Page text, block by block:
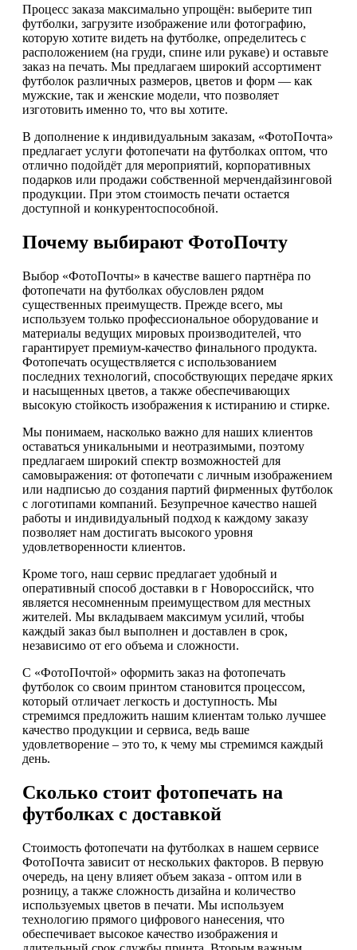
Процесс заказа максимально упрощён: выберите тип
футболки, загрузите изображение или фотографию,
которую хотите видеть на футболке, определитесь с
расположением (на груди, спине или рукаве) и оставьте
заказ на печать. Мы предлагаем широкий ассортимент
футболок различных размеров, цветов и форм — как
мужские, так и женские модели, что позволяет
изготовить именно то, что вы хотите.
В дополнение к индивидуальным заказам, «ФотоПочта»
предлагает услуги фотопечати на футболках оптом, что
отлично подойдёт для мероприятий, корпоративных
подарков или продажи собственной мерчендайзинговой
продукции. При этом стоимость печати остается
доступной и конкурентоспособной.
Почему выбирают ФотоПочту
Выбор «ФотоПочты» в качестве вашего партнёра по
фотопечати на футболках обусловлен рядом
существенных преимуществ. Прежде всего, мы
используем только профессиональное оборудование и
материалы ведущих мировых производителей, что
гарантирует премиум-качество финального продукта.
Фотопечать осуществляется с использованием
последних технологий, способствующих передаче ярких
и насыщенных цветов, а также обеспечивающих
высокую стойкость изображения к истиранию и стирке.
Мы понимаем, насколько важно для наших клиентов
оставаться уникальными и неотразимыми, поэтому
предлагаем широкий спектр возможностей для
самовыражения: от фотопечати с личным изображением
или надписью до создания партий фирменных футболок
с логотипами компаний. Безупречное качество нашей
работы и индивидуальный подход к каждому заказу
позволяет нам достигать высокого уровня
удовлетворенности клиентов.
Кроме того, наш сервис предлагает удобный и
оперативный способ доставки в г Новороссийск, что
является несомненным преимуществом для местных
жителей. Мы вкладываем максимум усилий, чтобы
каждый заказ был выполнен и доставлен в срок,
независимо от его объема и сложности.
С «ФотоПочтой» оформить заказ на фотопечать
футболок со своим принтом становится процессом,
который отличает легкость и доступность. Мы
стремимся предложить нашим клиентам только лучшее
качество продукции и сервиса, ведь ваше
удовлетворение – это то, к чему мы стремимся каждый
день.
Сколько стоит фотопечать на
футболках с доставкой
Стоимость фотопечати на футболках в нашем сервисе
ФотоПочта зависит от нескольких факторов. В первую
очередь, на цену влияет объем заказа - оптом или в
розницу, а также сложность дизайна и количество
используемых цветов в печати. Мы используем
технологию прямого цифрового нанесения, что
обеспечивает высокое качество изображения и